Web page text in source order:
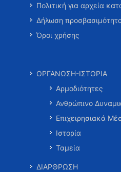
Πολιτική για αρχεία
Δήλωση
Όροι χρήσης
ΟΡΓΑΝΩΣΗ-ΙΣΤΟΡΙΑ
Αρμοδιότητες
Ανθρώπινο
Επιχειρησιακά
Ιστορία
Ταμεία
ΔΙΑΡΘΡΩΣΗ